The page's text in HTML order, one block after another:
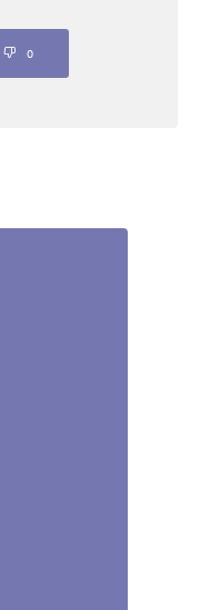
stránku pro budoucí
0